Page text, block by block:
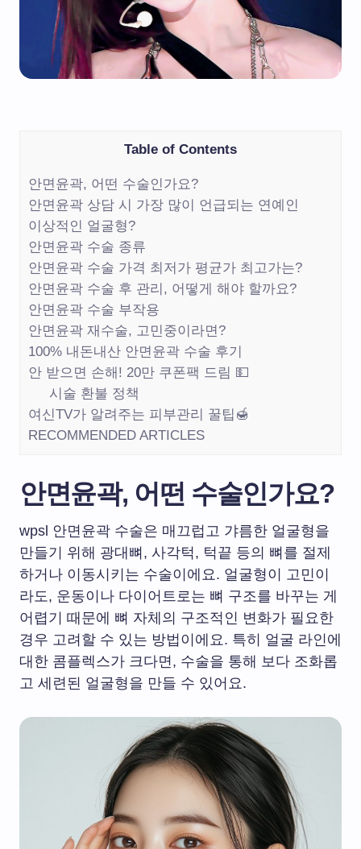
Table of Contents
안면윤곽, 어떤 수술인가요?
안면윤곽 상담 시 가장 많이 언급되는 연예인
이상적인 얼굴형?
안면윤곽 수술 종류
안면윤곽 수술 가격 최저가 평균가 최고가는?
안면윤곽 수술 후 관리, 어떻게 해야 할까요?
안면윤곽 수술 부작용
안면윤곽 재수술, 고민중이라면?
100% 내돈내산 안면윤곽 수술 후기
안 받으면 손해! 20만 쿠폰팩 드림 💵
시술 환불 정책
여신TV가 알려주는 피부관리 꿀팁🍯
RECOMMENDED ARTICLES
안면윤곽, 어떤 수술인가요?
wpsl 안면윤곽 수술은 매끄럽고 갸름한 얼굴형을
만들기 위해 광대뼈, 사각턱, 턱끝 등의 뼈를 절제
하거나 이동시키는 수술이에요. 얼굴형이 고민이
라도, 운동이나 다이어트로는 뼈 구조를 바꾸는 게
어렵기 때문에 뼈 자체의 구조적인 변화가 필요한
경우 고려할 수 있는 방법이에요. 특히 얼굴 라인에
대한 콤플렉스가 크다면, 수술을 통해 보다 조화롭
고 세련된 얼굴형을 만들 수 있어요.